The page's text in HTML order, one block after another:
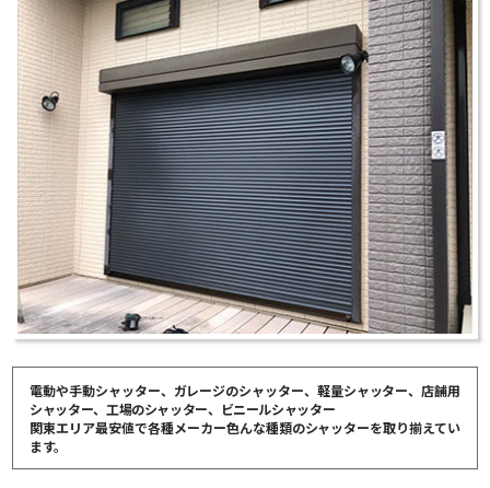
電動や手動シャッター、ガレージのシャッター、軽量シャッター、店舗用
シャッター、工場のシャッター、ビニールシャッター
関東エリア最安値で各種メーカー色んな種類のシャッターを取り揃えてい
ます。